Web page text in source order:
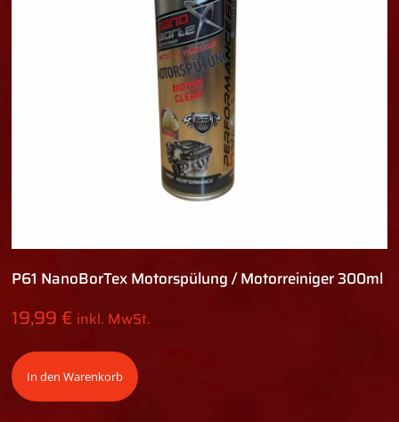
P61 NanoBorTex Motorspülung / Motorreiniger 300ml
19,99€ inkl. MwSt.
In den Warenkorb